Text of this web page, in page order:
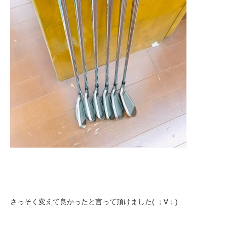
さっそく変えて良かったと言って頂けました( ；∀；)